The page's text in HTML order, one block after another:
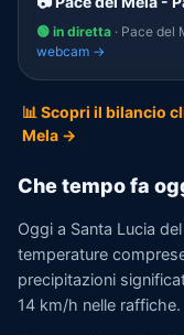
🟢 in diretta · Pace del
webcam →
📊 Scopri il bilancio
Mela →
Che tempo fa
Oggi a Santa Lucia
temperature
precipitazioni
14 km/h nelle raffiche.